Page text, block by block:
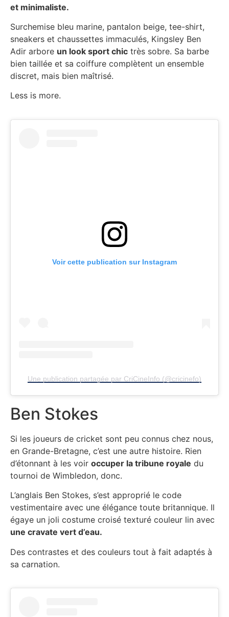
et minimaliste.
Surchemise bleu marine, pantalon beige, tee-shirt,
sneakers et chaussettes immaculés, Kingsley Ben
Adir arbore un look sport chic très sobre. Sa barbe
bien taillée et sa coiffure complètent un ensemble
discret, mais bien maîtrisé.
Less is more.
Voir cette publication sur Instagram
Une publication partagée par CriCineInfo (@cricinefo)
Ben Stokes
Si les joueurs de cricket sont peu connus chez nous,
en Grande-Bretagne, c’est une autre histoire. Rien
d’étonnant à les voir occuper la tribune royale du
tournoi de Wimbledon, donc.
L’anglais Ben Stokes, s’est approprié le code
vestimentaire avec une élégance toute britannique. Il
égaye un joli costume croisé texturé couleur lin avec
une cravate vert d’eau.
Des contrastes et des couleurs tout à fait adaptés à
sa carnation.